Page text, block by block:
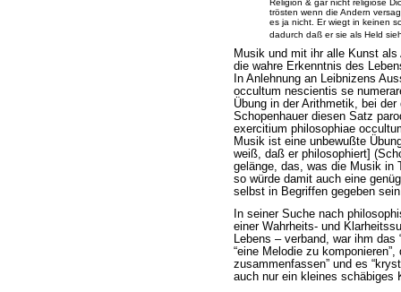
Religion & gar nicht religiöse
trösten wenn die Andern
es ja nicht. Er wiegt in keinen
dadurch daß er sie als Held
Musik und mit ihr alle Kunst
die wahre Erkenntnis des
In Anlehnung an Leibnizens
occultum nescientis se
Übung in der Arithmetik, bei
Schopenhauer diesen Satz
exercitium philosophiae
Musik ist eine unbewußte
weiß, daß er philosophiert]
gelänge, das, was die Musik in
so würde damit auch eine
selbst in Begriffen gegeben
In seiner Suche nach
einer Wahrheits- und
Lebens – verband, war ihm das
“eine Melodie zu komponieren”,
zusammenfassen” und es
auch nur ein kleines schäbiges